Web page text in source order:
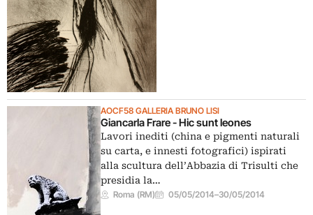
AOCF58 GALLERIA BRUNO LISI
Giancarla Frare - Hic sunt leones
Lavori inediti (china e pigmenti naturali
su carta, e innesti fotografici) ispirati
alla scultura dell’Abbazia di Trisulti che
presidia la…
Roma (RM) 05/05/2014–30/05/2014